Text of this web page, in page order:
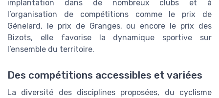
implantation dans de nombreux clubs et à
l’organisation de compétitions comme le prix de
Génelard, le prix de Granges, ou encore le prix des
Bizots, elle favorise la dynamique sportive sur
l’ensemble du territoire.
Des compétitions accessibles et variées
La diversité des disciplines proposées, du cyclisme